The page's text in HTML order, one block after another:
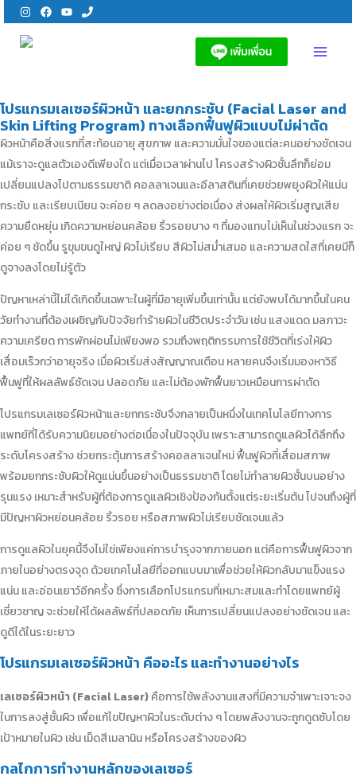
content
โปรแกรมเลเซอร์ผิวหน้า และยกกระชับ (Facial Laser and
Skin Lifting Program) ทางเลือกฟื้นฟูผิวแบบไม่ผ่าตัด
ผิวหน้าคือสิ่งแรกที่สะท้อนอายุ สุขภาพ และความมั่นใจของแต่ละคนอย่างชัดเจน
แม้เราจะดูแลตัวเองดีเพียงใด แต่เมื่อเวลาผ่านไป โครงสร้างผิวชั้นลึกก็ย่อม
เปลี่ยนแปลงไปตามธรรมชาติ คอลลาเจนและอีลาสตินที่เคยช่วยพยุงผิวให้แน่น
กระชับ และเรียบเนียน จะค่อย ๆ ลดลงอย่างต่อเนื่อง ส่งผลให้ผิวเริ่มสูญเสีย
ความยืดหยุ่น เกิดความหย่อนคล้อย ริ้วรอยบาง ๆ ที่มองแทบไม่เห็นในช่วงแรก จะ
ค่อย ๆ ชัดขึ้น รูขุมขนดูใหญ่ ผิวไม่เรียบ สีผิวไม่สม่ำเสมอ และความสดใสที่เคยมีก็
ดูจางลงโดยไม่รู้ตัว
ปัญหาเหล่านี้ไม่ได้เกิดขึ้นเฉพาะในผู้ที่มีอายุเพิ่มขึ้นเท่านั้น แต่ยังพบได้มากขึ้นในคน
วัยทำงานที่ต้องเผชิญกับปัจจัยทำร้ายผิวในชีวิตประจำวัน เช่น แสงแดด มลภาวะ
ความเครียด การพักผ่อนไม่เพียงพอ รวมถึงพฤติกรรมการใช้ชีวิตที่เร่งให้ผิว
เสื่อมเร็วกว่าอายุจริง เมื่อผิวเริ่มส่งสัญญาณเตือน หลายคนจึงเริ่มมองหาวิธี
ฟื้นฟูที่ให้ผลลัพธ์ชัดเจน ปลอดภัย และไม่ต้องพักฟื้นยาวเหมือนการผ่าตัด
โปรแกรมเลเซอร์ผิวหน้าและยกกระชับจึงกลายเป็นหนึ่งในเทคโนโลยีทางการ
แพทย์ที่ได้รับความนิยมอย่างต่อเนื่องในปัจจุบัน เพราะสามารถดูแลผิวได้ลึกถึง
ระดับโครงสร้าง ช่วยกระตุ้นการสร้างคอลลาเจนใหม่ ฟื้นฟูผิวที่เสื่อมสภาพ
พร้อมยกกระชับผิวให้ดูแน่นขึ้นอย่างเป็นธรรมชาติ โดยไม่ทำลายผิวชั้นบนอย่าง
รุนแรง เหมาะสำหรับผู้ที่ต้องการดูแลผิวเชิงป้องกันตั้งแต่ระยะเริ่มต้น ไปจนถึงผู้ที่
มีปัญหาผิวหย่อนคล้อย ริ้วรอย หรือสภาพผิวไม่เรียบชัดเจนแล้ว
การดูแลผิวในยุคนี้จึงไม่ใช่เพียงแค่การบำรุงจากภายนอก แต่คือการฟื้นฟูผิวจาก
ภายในอย่างตรงจุด ด้วยเทคโนโลยีที่ออกแบบมาเพื่อช่วยให้ผิวกลับมาแข็งแรง
แน่น และอ่อนเยาว์อีกครั้ง ซึ่งการเลือกโปรแกรมที่เหมาะสมและทำโดยแพทย์ผู้
เชี่ยวชาญ จะช่วยให้ได้ผลลัพธ์ที่ปลอดภัย เห็นการเปลี่ยนแปลงอย่างชัดเจน และ
ดูดีได้ในระยะยาว
โปรแกรมเลเซอร์ผิวหน้า คืออะไร และทำงานอย่างไร
เลเซอร์ผิวหน้า (Facial Laser)คือการใช้พลังงานแสงที่มีความจำเพาะเจาะจง
ในการลงสู่ชั้นผิว เพื่อแก้ไขปัญหาผิวในระดับต่าง ๆ โดยพลังงานจะถูกดูดซับโดย
เป้าหมายในผิว เช่น เม็ดสีเมลานิน หรือโครงสร้างของผิว
กลไกการทำงานหลักของเลเซอร์